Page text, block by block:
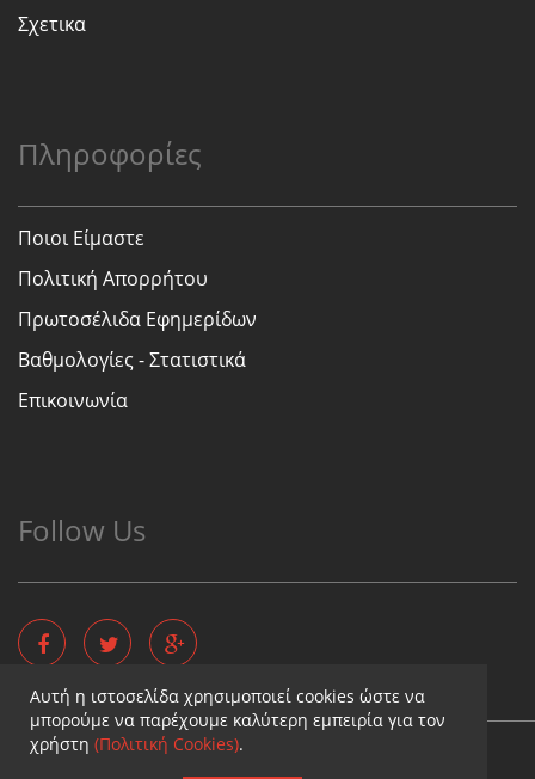
Σχετικα
Πληροφορίες
Ποιοι Είμαστε
Πολιτική Απορρήτου
Πρωτοσέλιδα Εφημερίδων
Βαθμολογίες - Στατιστικά
Επικοινωνία
Follow Us
Copyright © - Diaititis.gr - All Rights Reserved.
Αυτή η ιστοσελίδα χρησιμοποιεί cookies ώστε να
μπορούμε να παρέχουμε καλύτερη εμπειρία για τον
χρήστη (Πολιτική Cookies).